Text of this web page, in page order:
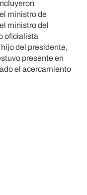
ministro de
ministro del
oficialista
del presidente,
presente en
el acercamiento